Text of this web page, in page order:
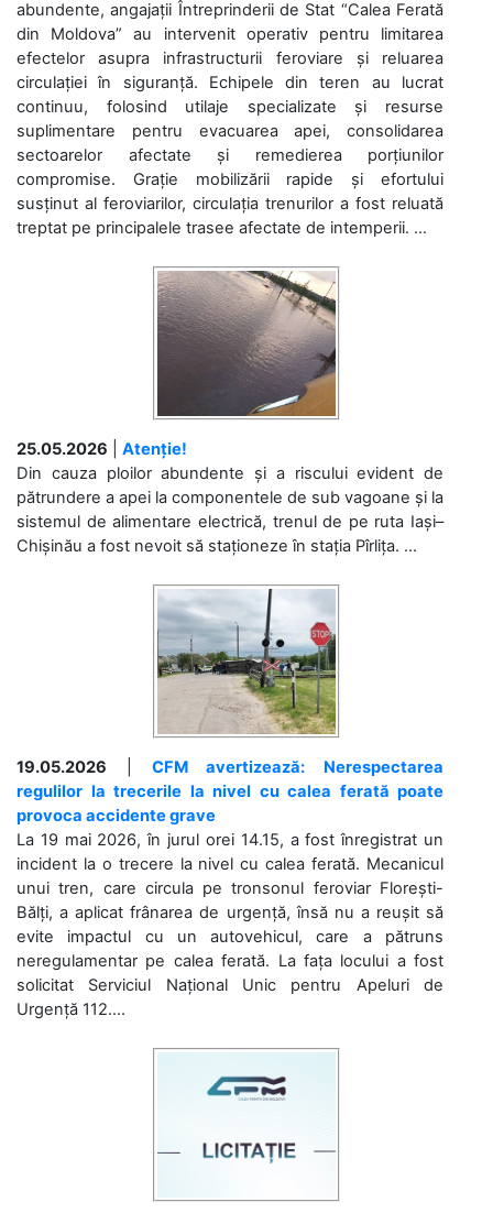
abundente, angajații Întreprinderii de Stat “Calea Ferată
din Moldova” au intervenit operativ pentru limitarea
efectelor asupra infrastructurii feroviare și reluarea
circulației în siguranță. Echipele din teren au lucrat
continuu, folosind utilaje specializate și resurse
suplimentare pentru evacuarea apei, consolidarea
sectoarelor afectate și remedierea porțiunilor
compromise. Grație mobilizării rapide și efortului
susținut al feroviarilor, circulația trenurilor a fost reluată
treptat pe principalele trasee afectate de intemperii. ...
25.05.2026
Atenție!
Din cauza ploilor abundente și a riscului evident de
pătrundere a apei la componentele de sub vagoane și la
sistemul de alimentare electrică, trenul de pe ruta Iași–
Chișinău a fost nevoit să staționeze în stația Pîrlița. ...
19.05.2026
CFM avertizează: Nerespectarea
regulilor la trecerile la nivel cu calea ferată poate
provoca accidente grave
La 19 mai 2026, în jurul orei 14.15, a fost înregistrat un
incident la o trecere la nivel cu calea ferată. Mecanicul
unui tren, care circula pe tronsonul feroviar Florești-
Bălți, a aplicat frânarea de urgență, însă nu a reușit să
evite impactul cu un autovehicul, care a pătruns
neregulamentar pe calea ferată. La fața locului a fost
solicitat Serviciul Național Unic pentru Apeluri de
Urgență 112....